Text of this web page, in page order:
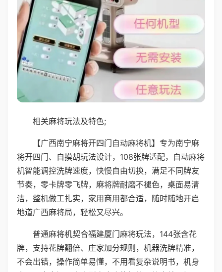
相关麻将玩法及特色;
【广西南宁麻将开四门自动麻将机】专为南宁麻
将开四门、自摸胡玩法设计，108张牌适配，自动麻将
机智能调控洗牌速度，快慢自由切换，满足不同牌友
节奏，零卡牌零飞牌，麻将牌耐磨不褪色，桌面易清
洁，整机做工扎实，家用商用都合适，随时随地开启
地道广西麻将局，轻松又尽兴。
普通麻将机契合福建厦门麻将玩法，144张含花
牌，支持花牌翻倍、庄家加分规则，机器洗牌精准，
不会出错，操作简单易懂，不用看复杂说明书，机身